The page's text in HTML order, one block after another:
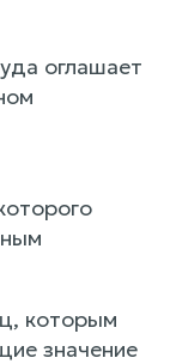
оглашает
которым
значение